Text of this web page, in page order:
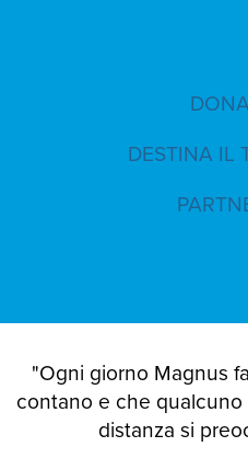
DESTINA IL
"Ogni giorno Magnus
contano e che
distanza si